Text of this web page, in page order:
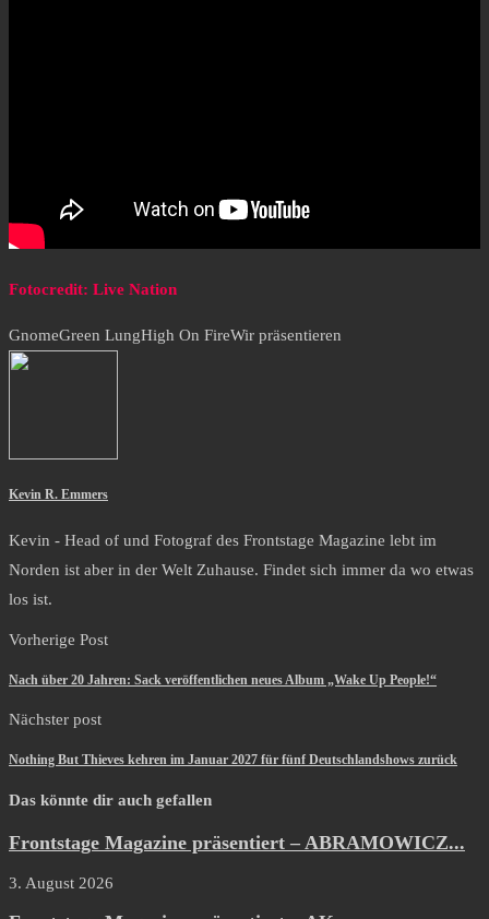
Fotocredit: Live Nation
GnomeGreen LungHigh On FireWir präsentieren
Kevin R. Emmers
Kevin - Head of und Fotograf des Frontstage Magazine lebt im
Norden ist aber in der Welt Zuhause. Findet sich immer da wo etwas
los ist.
Vorherige Post
Nach über 20 Jahren: Sack veröffentlichen neues Album „Wake Up People!“
Nächster post
Nothing But Thieves kehren im Januar 2027 für fünf Deutschlandshows zurück
Das könnte dir auch gefallen
Frontstage Magazine präsentiert – ABRAMOWICZ...
3. August 2026